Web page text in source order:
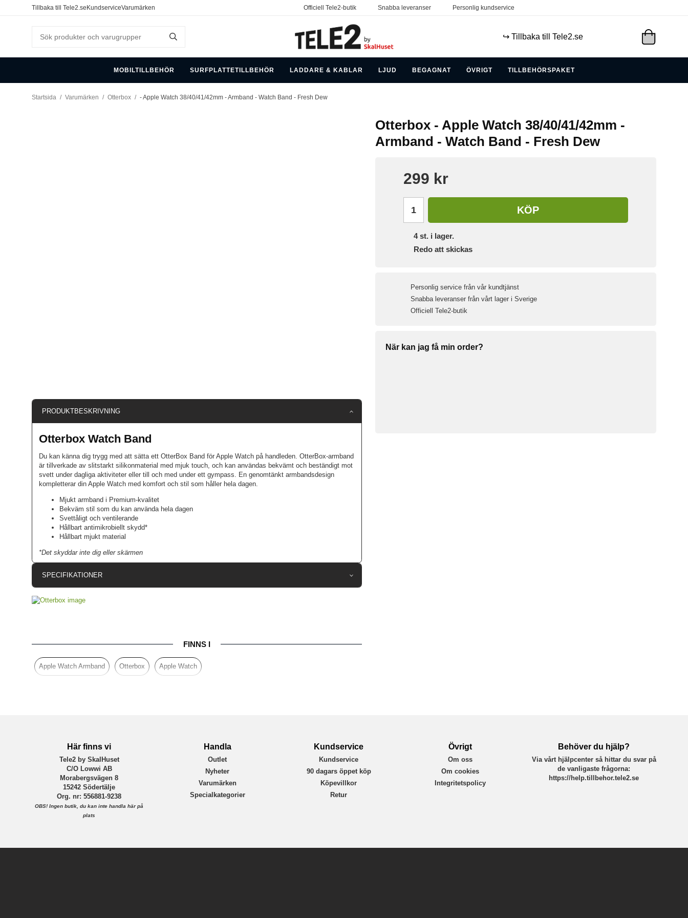
Tillbaka till Tele2.seKundserviceVarumärken Officiell Tele2-butik Snabba leveranser Personlig kundservice
↪️ Tillbaka till Tele2.se
MOBILTILLBEHÖR SURFPLATTETILLBEHÖR LADDARE & KABLAR LJUD BEGAGNAT ÖVRIGT TILLBEHÖRSPAKET
Startsida / Varumärken / Otterbox / - Apple Watch 38/40/41/42mm - Armband - Watch Band - Fresh Dew
Otterbox - Apple Watch 38/40/41/42mm -
Armband - Watch Band - Fresh Dew
299 kr
KÖP
4st. i lager.
Redo att skickas
Personlig service från vår kundtjänst
Snabba leveranser från vårt lager i Sverige
Officiell Tele2-butik
När kan jag få min order?
PRODUKTBESKRIVNING
Otterbox Watch Band
Du kan känna dig trygg med att sätta ett OtterBox Band för Apple Watch på handleden. OtterBox-armband
är tillverkade av slitstarkt silikonmaterial med mjuk touch, och kan användas bekvämt och beständigt mot
svett under dagliga aktiviteter eller till och med under ett gympass. En genomtänkt armbandsdesign
kompletterar din Apple Watch med komfort och stil som håller hela dagen.
Mjukt armband i Premium-kvalitet
Bekväm stil som du kan använda hela dagen
Svettåligt och ventilerande
Hållbart antimikrobiellt skydd*
Hållbart mjukt material
*Det skyddar inte dig eller skärmen
SPECIFIKATIONER
Egenskaper Trådlös laddning-kompatibel
Färg
Material
FINNS I
Apple Watch Armband Otterbox Apple Watch
Här finns vi
Tele2 by SkalHuset
C/O Lowwi AB
Morabergsvägen 8
15242 Södertälje
Org. nr: 556881-9238
OBS! Ingen butik, du kan inte handla här på
plats
Handla
Outlet
Nyheter
Varumärken
Specialkategorier
Kundservice
Kundservice
90 dagars öppet köp
Köpevillkor
Retur
Övrigt
Om oss
Om cookies
Integritetspolicy
Behöver du hjälp?
Via vårt hjälpcenter så hittar du svar på
de vanligaste frågorna:
https://help.tillbehor.tele2.se